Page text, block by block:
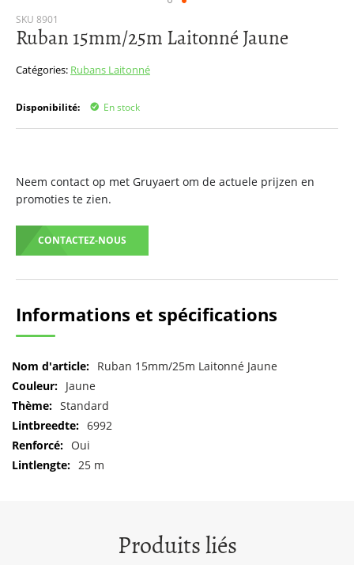
SKU 8901
Ruban 15mm/25m Laitonné Jaune
Catégories: Rubans Laitonné
Disponibilité: En stock
Neem contact op met Gruyaert om de actuele prijzen en
promoties te zien.
CONTACTEZ-NOUS
Passer
au
de
d’images
Informations et spécifications
Pour
plus
d'informations
Ruban 15mm/25m Laitonné Jaune
Jaune
Standard
6992
Oui
25 m
Produits liés